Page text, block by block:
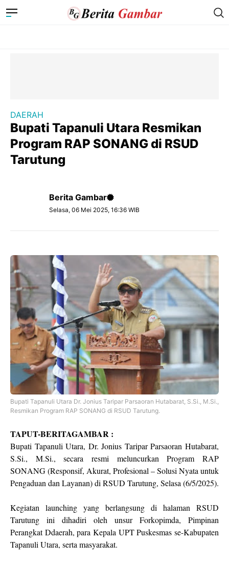
DAERAH
Bupati Tapanuli Utara Resmikan
Program RAP SONANG di RSUD
Tarutung
Berita Gambar
Selasa, 06 Mei 2025, 16:36 WIB
Bupati Tapanuli Utara Dr. Jonius Taripar Parsaoran Hutabarat, S.Si., M.Si.,
Resmikan Program RAP SONANG di RSUD Tarutung.
TAPUT-BERITAGAMBAR :
Bupati Tapanuli Utara, Dr. Jonius Taripar Parsaoran Hutabarat,
S.Si., M.Si., secara resmi meluncurkan Program RAP
SONANG (Responsif, Akurat, Profesional – Solusi Nyata untuk
Pengaduan dan Layanan) di RSUD Tarutung, Selasa (6/5/2025).
Kegiatan launching yang berlangsung di halaman RSUD
Tarutung ini dihadiri oleh unsur Forkopimda, Pimpinan
Perangkat Ddaerah, para Kepala UPT Puskesmas se-Kabupaten
Tapanuli Utara, serta masyarakat.